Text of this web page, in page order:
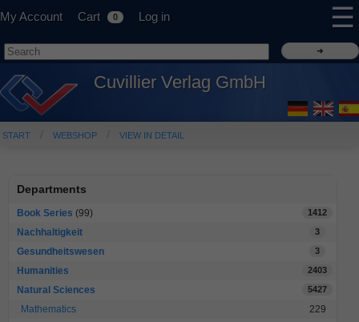
My Account Cart 0 Log in ☰
Cuvillier Verlag GmbH
START WEBSHOP VIEW IN DETAIL
Departments
Book Series (99) 1412
Nachhaltigkeit 3
Gesundheitswesen 3
Humanities 2403
Natural Sciences 5427
Mathematics
229